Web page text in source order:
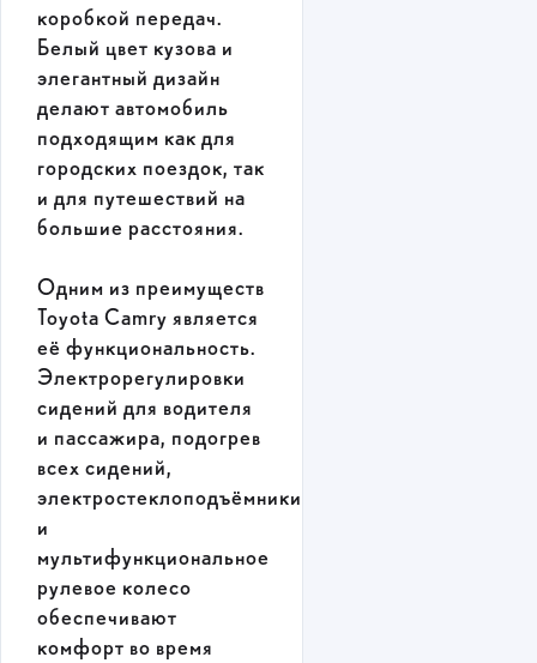
коробкой передач.
Белый цвет кузова и
элегантный дизайн
делают автомобиль
подходящим как для
городских поездок, так
и для путешествий на
большие расстояния.
Одним из преимуществ
Toyota Camry является
её функциональность.
Электрорегулировки
сидений для водителя
и пассажира, подогрев
всех сидений,
электростеклоподъёмники
и
мультифункциональное
рулевое колесо
обеспечивают
комфорт во время